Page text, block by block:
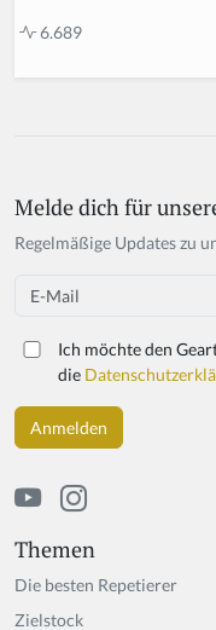
6.689
Themen
Die besten Repetierer
Zielstock
If
y
h
a
n,
ig
n
o
r
Melde dich für
Regelmäßige Updates zu
Email
Ich möchte den
die